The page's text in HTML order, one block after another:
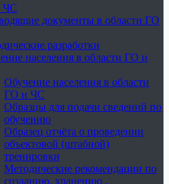
ЧС
документы в области ГО
разработки
населения в области ГО и
Обучение населения в области
ГО и ЧС
Образцы для подачи сведений по
обучению
Образец отчёта о проведении
объектовой (штабной)
тренировки
Методические рекомендации по
созданию, хранению ,